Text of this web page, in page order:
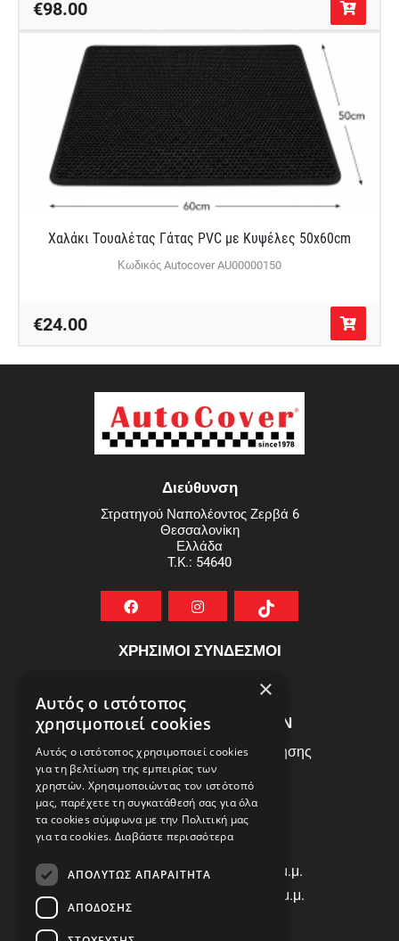
€98.00
Χαλάκι Τουαλέτας Γάτας PVC με Κυψέλες 50x60cm
Κωδικός Autocover AU00000150
€24.00
Διεύθυνση
Στρατηγού Ναπολέοντος Ζερβά 6
Θεσσαλονίκη
Ελλάδα
T.K.: 54640
ΧΡΗΣΙΜΟΙ ΣΥΝΔΕΣΜΟΙ
ΕΞΥΠΗΡΕΤΗΣΗ ΠΕΛΑΤΩΝ
Πολιτική Δεδομένων - Όροι Χρήσης
Πολιτική Επιστροφών
Όροι Χρήσης
ΩΡΑΡΙΟ ΛΕΙΤΟΥΡΓΙΑΣ
Δ | Τ | Τ | Π: 8:00 π.μ. - 18:00 μ.μ.
Παρασκευή: 8:00 π.μ. - 14:00 μ.μ.
×
Αυτός ο ιστότοπος
χρησιμοποιεί cookies
Αυτός ο ιστότοπος χρησιμοποιεί cookies
για τη βελτίωση της εμπειρίας των
χρηστών. Χρησιμοποιώντας τον ιστότοπό
μας, παρέχετε τη συγκατάθεσή σας για όλα
τα cookies σύμφωνα με την Πολιτική μας
για τα cookies. Διαβάστε περισσότερα
ΑΠΟΛΎΤΩΣ ΑΠΑΡΑΊΤΗΤΑ
ΑΠΌΔΟΣΗΣ